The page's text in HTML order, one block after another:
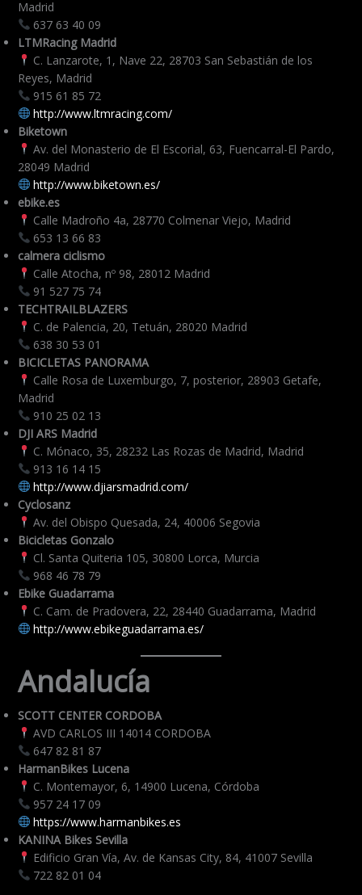
Madrid
637 63 40 09
LTMRacing Madrid
C. Lanzarote, 1, Nave 22, 28703 San Sebastián de los
Reyes, Madrid
915 61 85 72
http://www.ltmracing.com/
Biketown
Av. del Monasterio de El Escorial, 63, Fuencarral-El Pardo,
28049 Madrid
http://www.biketown.es/
ebike.es
Calle Madroño 4a, 28770 Colmenar Viejo, Madrid
653 13 66 83
calmera ciclismo
Calle Atocha, nº 98, 28012 Madrid
91 527 75 74
TECHTRAILBLAZERS
C. de Palencia, 20, Tetuán, 28020 Madrid
638 30 53 01
BICICLETAS PANORAMA
Calle Rosa de Luxemburgo, 7, posterior, 28903 Getafe,
Madrid
910 25 02 13
DJI ARS Madrid
C. Mónaco, 35, 28232 Las Rozas de Madrid, Madrid
913 16 14 15
http://www.djiarsmadrid.com/
Cyclosanz
Av. del Obispo Quesada, 24, 40006 Segovia
Bicicletas Gonzalo
Cl. Santa Quiteria 105, 30800 Lorca, Murcia
968 46 78 79
Ebike Guadarrama
C. Cam. de Pradovera, 22, 28440 Guadarrama, Madrid
http://www.ebikeguadarrama.es/
Andalucía
SCOTT CENTER CORDOBA
AVD CARLOS III 14014 CORDOBA
647 82 81 87
HarmanBikes Lucena
C. Montemayor, 6, 14900 Lucena, Córdoba
957 24 17 09
https://www.harmanbikes.es
KANINA Bikes Sevilla
Edificio Gran Vía, Av. de Kansas City, 84, 41007 Sevilla
722 82 01 04